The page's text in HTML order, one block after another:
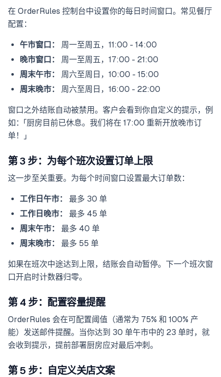
在 OrderRules 控制台中设置你的每日时间窗口。常见餐厅
配置：
午市窗口：
周一至周五，11:00 - 14:00
晚市窗口：
周一至周五，17:00 - 21:00
周末午市：
周六至周日，10:00 - 15:00
周末晚市：
周六至周日，16:00 - 22:00
窗口之外结账自动被禁用。客户会看到你自定义的提示，例
如：「厨房目前已休息。我们将在 17:00 重新开放晚市订
单！」
第 3 步：为每个班次设置订单上限
这一步至关重要。为每个时间窗口设置最大订单数：
工作日午市：
最多 30 单
工作日晚市：
最多 45 单
周末午市：
最多 40 单
周末晚市：
最多 55 单
如果在班次中途达到上限，结账会自动暂停。下一个班次窗
口开启时计数器归零。
第 4 步：配置容量提醒
OrderRules 会在可配置阈值（通常为 75% 和 100% 产
能）发送邮件提醒。当你达到 30 单午市中的 23 单时，就
会收到提示，提前部署厨房应对最后冲刺。
第 5 步：自定义关店文案